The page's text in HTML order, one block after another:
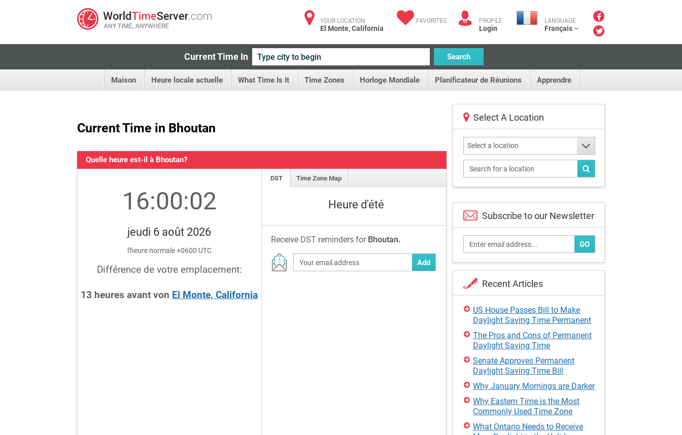
YOUR LOCATION
El Monte, California
FAVORITES PROFILE
Login
LANGUAGE
Français
Current Time In Search
Maison Heure locale actuelle What Time Is It Time Zones Horloge Mondiale Planificateur de Réunions Apprendre
Current Time in Bhoutan
Quelle heure est-il à Bhoutan?
16:00:03
jeudi 6 août 2026
l'heure normale +0600 UTC
Différence de votre emplacement:
13 heures avant von El Monte, California
DST Time Zone Map
Heure d'été
Receive DST reminders for Bhoutan.
Add
Select A Location
Select a location
Subscribe to our Newsletter
GO
Recent Articles
US House Passes Bill to Make
Daylight Saving Time Permanent
The Pros and Cons of Permanent
Daylight Saving Time
Senate Approves Permanent
Daylight Saving Time Bill
Why January Mornings are Darker
Why Eastern Time is the Most
Commonly Used Time Zone
What Ontario Needs to Receive